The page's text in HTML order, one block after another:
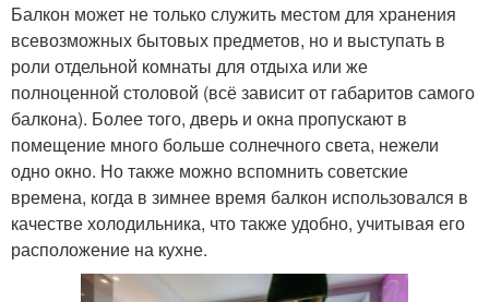
Балкон может не только служить местом для хранения
всевозможных бытовых предметов, но и выступать в
роли отдельной комнаты для отдыха или же
полноценной столовой (всё зависит от габаритов самого
балкона). Более того, дверь и окна пропускают в
помещение много больше солнечного света, нежели
одно окно. Но также можно вспомнить советские
времена, когда в зимнее время балкон использовался в
качестве холодильника, что также удобно, учитывая его
расположение на кухне.